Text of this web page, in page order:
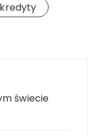
kredyty
świecie